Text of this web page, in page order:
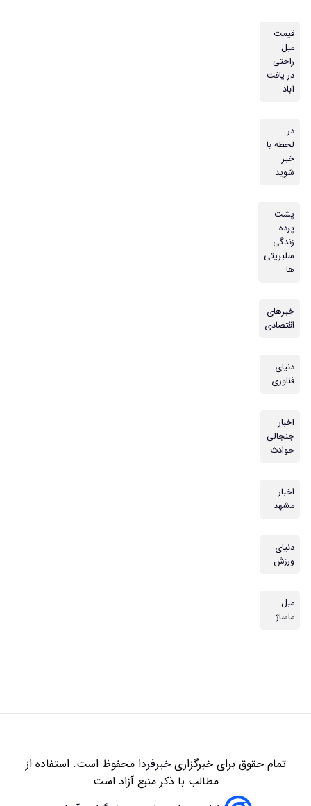
قیمت
مبل
راحتی
در یافت
آباد
در
لحظه با
خبر
شوید
پشت
پرده
زندگی
سلبریتی
ها
خبرهای
اقتصادی
دنیای
فناوری
اخبار
جنجالی
حوادث
اخبار
مشهد
دنیای
ورزش
مبل
ماساژ
تمام حقوق برای خبرگزاریخبرفردامحفوظ است. استفاده از
مطالب با ذکر منبع آزاد است